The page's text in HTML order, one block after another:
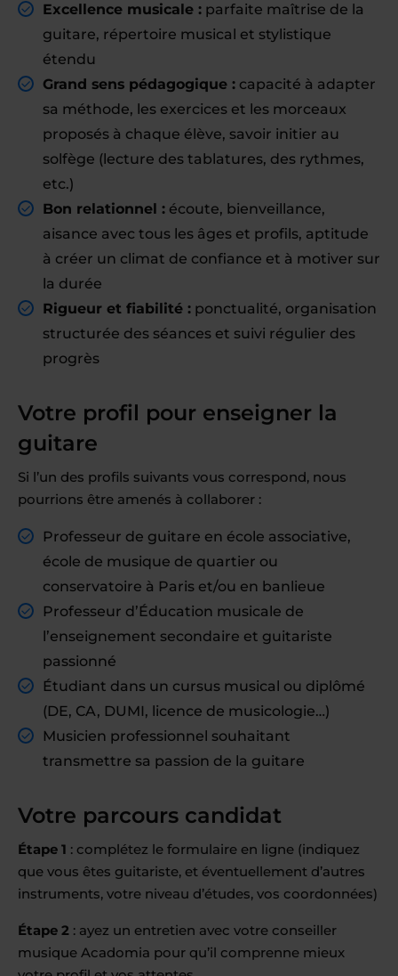
Excellence musicale : parfaite maîtrise de la
guitare, répertoire musical et stylistique
étendu
Grand sens pédagogique : capacité à adapter
sa méthode, les exercices et les morceaux
proposés à chaque élève, savoir initier au
solfège (lecture des tablatures, des rythmes,
etc.)
Bon relationnel : écoute, bienveillance,
aisance avec tous les âges et profils, aptitude
à créer un climat de confiance et à motiver sur
la durée
Rigueur et fiabilité : ponctualité, organisation
structurée des séances et suivi régulier des
progrès
Votre profil pour enseigner la
guitare
Si l’un des profils suivants vous correspond, nous
pourrions être amenés à collaborer :
Professeur de guitare en école associative,
école de musique de quartier ou
conservatoire à Paris et/ou en banlieue
Professeur d’Éducation musicale de
l’enseignement secondaire et guitariste
passionné
Étudiant dans un cursus musical ou diplômé
(DE, CA, DUMI, licence de musicologie…)
Musicien professionnel souhaitant
transmettre sa passion de la guitare
Votre parcours candidat
Étape 1 : complétez le formulaire en ligne (indiquez
que vous êtes guitariste, et éventuellement d’autres
instruments, votre niveau d’études, vos coordonnées)
Étape 2 : ayez un entretien avec votre conseiller
musique Acadomia pour qu’il comprenne mieux